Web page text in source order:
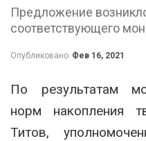
Предложение
соответствующего
Опубликовано Фев 16, 2021
По результатам
норм накопления
Титов,